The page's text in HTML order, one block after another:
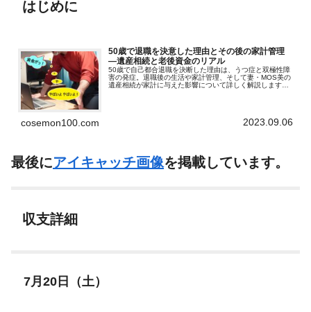
はじめに
50歳で退職を決意した理由とその後の家計管理
—遺産相続と老後資金のリアル
50歳で自己都合退職を決断した理由は、うつ症と双極性障
害の発症。退職後の生活や家計管理、そして妻・MOS美の
遺産相続が家計に与えた影響について詳しく解説します。
cosemon100.com 2023.09.06
最後にアイキャッチ画像を掲載しています。
収支詳細
7月20日（土）